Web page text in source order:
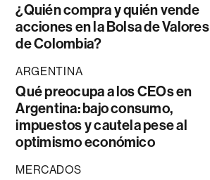
¿Quién compra y quién vende
acciones en la Bolsa de Valores
de Colombia?
ARGENTINA
Qué preocupa a los CEOs en
Argentina: bajo consumo,
impuestos y cautela pese al
optimismo económico
MERCADOS